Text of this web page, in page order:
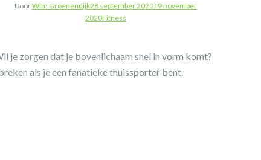
DoorWim Groenendijk28 september 202019 november
2020Fitness
je zorgen dat je bovenlichaam snel in vorm komt?
als je een fanatieke thuissporter bent.